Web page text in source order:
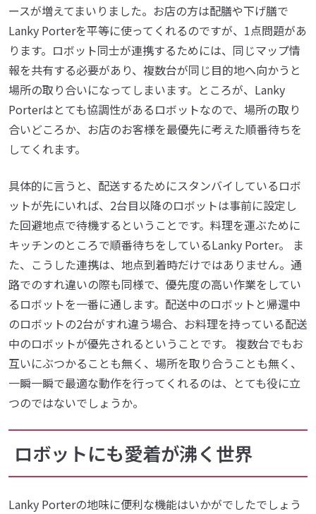
ースが増えてまいりました。お店の方は配膳や下げ膳で
Lanky Porterを平等に使ってくれるのですが、1点問題があ
ります。ロボット同士が連携するためには、同じマップ情
報を共有する必要があり、複数台が同じ目的地へ向かうと
場所の取り合いになってしまいます。ところが、Lanky
Porterはとても協調性があるロボットなので、場所の取り
合いどころか、お店のお客様を最優先に考えた順番待ちを
してくれます。
具体的に言うと、配送するためにスタンバイしているロボ
ットが先にいれば、2台目以降のロボットは事前に設定し
た回避地点で待機するということです。料理を運ぶために
キッチンのところで順番待ちをしているLanky Porter。 ま
た、こうした連携は、地点到着時だけではありません。通
路でのすれ違いの際も同様で、優先度の高い作業をしてい
るロボットを一番に通します。配送中のロボットと帰還中
のロボットの2台がすれ違う場合、お料理を持っている配送
中のロボットが優先されるということです。 複数台でもお
互いにぶつかることも無く、場所を取り合うことも無く、
一瞬一瞬で最適な動作を行ってくれるのは、とても役に立
つのではないでしょうか。
ロボットにも愛着が沸く世界
Lanky Porterの地味に便利な機能はいかがでしたでしょう